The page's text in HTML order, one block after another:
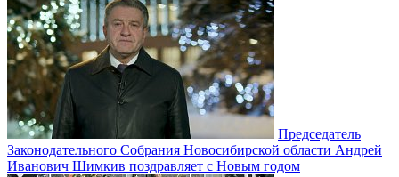
Председатель
Законодательного Собрания Новосибирской области Андрей
Иванович Шимкив поздравляет с Новым годом